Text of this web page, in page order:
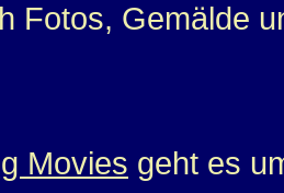
Fotos, Gemälde
Movies geht es